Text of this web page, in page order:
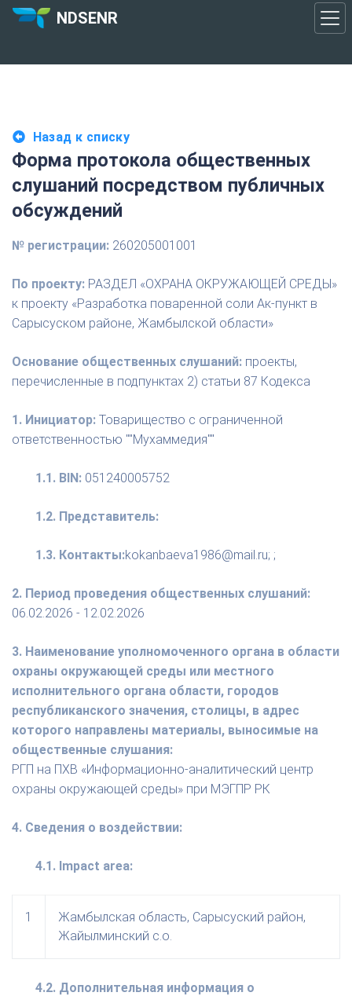
NDSENR
Назад к списку
Форма протокола общественных
слушаний посредством публичных
обсуждений
№ регистрации: 260205001001
По проекту: РАЗДЕЛ «ОХРАНА ОКРУЖАЮЩЕЙ СРЕДЫ»
к проекту «Разработка поваренной соли Ак-пункт в
Сарысуском районе, Жамбылской области»
Основание общественных слушаний: проекты,
перечисленные в подпунктах 2) статьи 87 Кодекса
1. Инициатор: Товарищество с ограниченной
ответственностью ""Мухаммедия""
1.1. BIN: 051240005752
1.2. Представитель:
1.3. Контакты:kokanbaeva1986@mail.ru; ;
2. Период проведения общественных слушаний:
06.02.2026 - 12.02.2026
3. Наименование уполномоченного органа в области
охраны окружающей среды или местного
исполнительного органа области, городов
республиканского значения, столицы, в адрес
которого направлены материалы, выносимые на
общественные слушания:
РГП на ПХВ «Информационно-аналитический центр
охраны окружающей среды» при МЭГПР РК
4. Сведения о воздействии:
4.1. Impact area:
1
Жамбылская область, Сарысуский район,
Жайылминский с.о.
4.2. Дополнительная информация о